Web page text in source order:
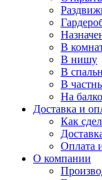
В
В нишу
В
В
На
Доставка и
Как
Оплата
О компании